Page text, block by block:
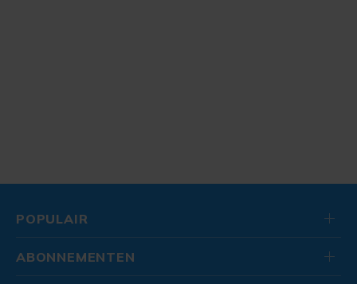
POPULAIR
ABONNEMENTEN